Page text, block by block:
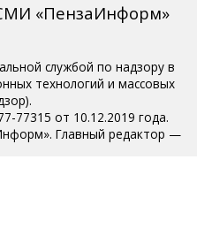
«ПензаИнформ»
службой по надзору в
технологий и массовых
77315 от 10.12.2019 года.
Главный редактор —